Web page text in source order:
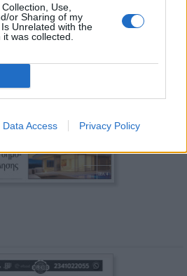
Use,
or Sharing of my
Unrelated with the
was collected.
Data Access Privacy Policy